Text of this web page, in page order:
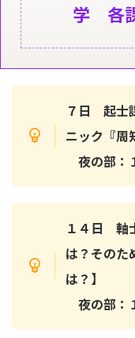
学 各
７日 起士
ニック『周
夜の部：
１４日 軸
は？そのた
は？】
夜の部：